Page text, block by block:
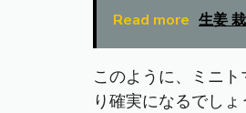
Read more 生姜
このように、ミニ
り確実になるでしょ